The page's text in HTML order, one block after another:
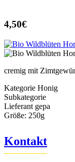
4,50€
cremig mit
Kategorie Honig
Subkategorie
Lieferant gepa
Größe: 250g
Kontakt